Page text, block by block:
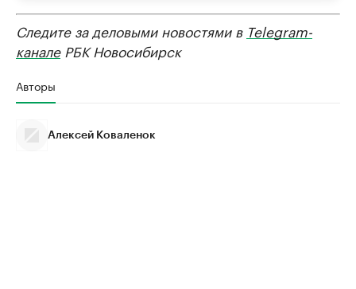
Следите за деловыми новостями в Telegram-
каналеРБК Новосибирск
Авторы
Алексей Коваленок